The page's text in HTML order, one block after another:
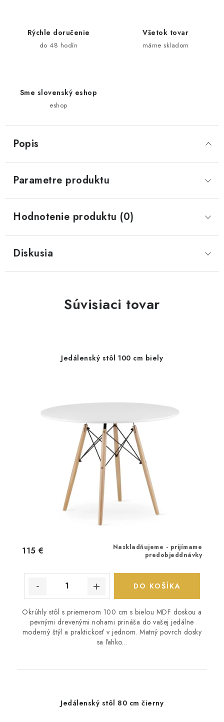
Rýchle doručenie
do 48 hodín
Všetok tovar
máme skladom
Sme slovenský eshop
eshop
Popis
Parametre produktu
Hodnotenie produktu (0)
Diskusia
Súvisiaci tovar
Jedálenský stôl 100 cm biely
Naskladňujeme - prijímame
predobjeddnávky
115 €
DO KOŠÍKA
Okrúhly stôl s priemerom 100 cm s bielou MDF doskou a
pevnými drevenými nohami prináša do vašej jedálne
moderný štýl a praktickosť v jednom. Matný povrch dosky
sa ľahko...
Jedálenský stôl 80 cm čierny